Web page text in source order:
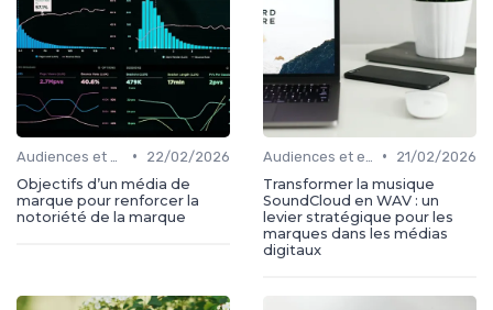
•
22/02/2026
Objectifs d’un média de
marque pour renforcer la
notoriété de la marque
•
21/02/2026
Transformer la musique
SoundCloud en WAV : un
levier stratégique pour les
marques dans les médias
digitaux